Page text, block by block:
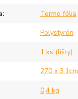
Termo fólia
Polystyrén
1 ks (lišty)
270 x 3,1cm
0,4 kg